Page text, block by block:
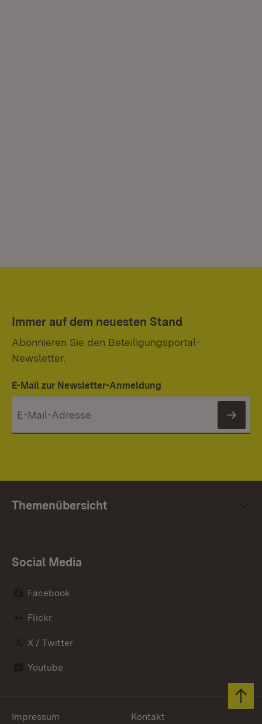
Immer auf dem neuesten Stand
Abonnieren Sie den Beteiligungsportal-
Newsletter.
E-Mail zur Newsletter-Anmeldung
Themenübersicht
Social Media
Facebook
Flickr
X / Twitter
Youtube
Impressum Kontakt